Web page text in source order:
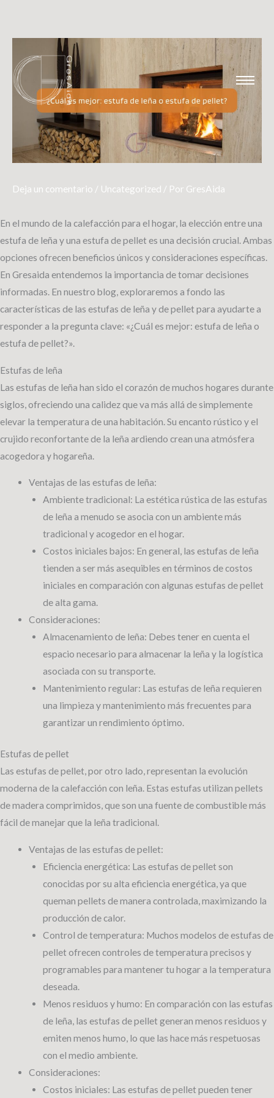
contenido
Deja un comentario / Uncategorized / Por GresAida
En el mundo de la calefacción para el hogar, la elección entre una
estufa de leña y una estufa de pellet es una decisión crucial. Ambas
opciones ofrecen beneficios únicos y consideraciones específicas.
En Gresaida entendemos la importancia de tomar decisiones
informadas. En nuestro blog, exploraremos a fondo las
características de las estufas de leña y de pellet para ayudarte a
responder a la pregunta clave: «¿Cuál es mejor: estufa de leña o
estufa de pellet?».
Estufas de leña
Las estufas de leña han sido el corazón de muchos hogares durante
siglos, ofreciendo una calidez que va más allá de simplemente
elevar la temperatura de una habitación. Su encanto rústico y el
crujido reconfortante de la leña ardiendo crean una atmósfera
acogedora y hogareña.
Ventajas de las estufas de leña:
Ambiente tradicional: La estética rústica de las estufas
de leña a menudo se asocia con un ambiente más
tradicional y acogedor en el hogar.
Costos iniciales bajos: En general, las estufas de leña
tienden a ser más asequibles en términos de costos
iniciales en comparación con algunas estufas de pellet
de alta gama.
Consideraciones:
Almacenamiento de leña: Debes tener en cuenta el
espacio necesario para almacenar la leña y la logística
asociada con su transporte.
Mantenimiento regular: Las estufas de leña requieren
una limpieza y mantenimiento más frecuentes para
garantizar un rendimiento óptimo.
Estufas de pellet
Las estufas de pellet, por otro lado, representan la evolución
moderna de la calefacción con leña. Estas estufas utilizan pellets
de madera comprimidos, que son una fuente de combustible más
fácil de manejar que la leña tradicional.
Ventajas de las estufas de pellet:
Eficiencia energética: Las estufas de pellet son
conocidas por su alta eficiencia energética, ya que
queman pellets de manera controlada, maximizando la
producción de calor.
Control de temperatura: Muchos modelos de estufas de
pellet ofrecen controles de temperatura precisos y
programables para mantener tu hogar a la temperatura
deseada.
Menos residuos y humo: En comparación con las estufas
de leña, las estufas de pellet generan menos residuos y
emiten menos humo, lo que las hace más respetuosas
con el medio ambiente.
Consideraciones:
Costos iniciales: Las estufas de pellet pueden tener